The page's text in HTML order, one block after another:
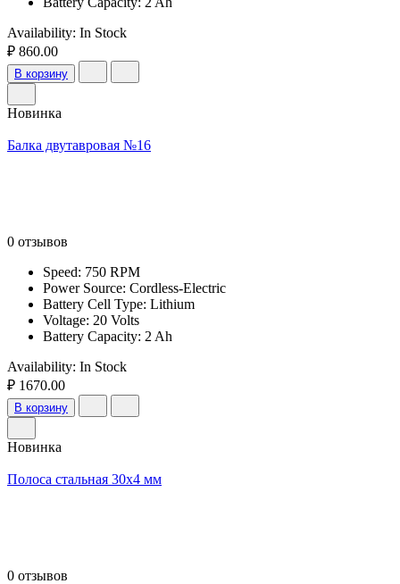
Availability: In Stock
₽ 860.00
В корзину
Новинка
Балка двутавровая №16
0 отзывов
Speed: 750 RPM
Power Source: Cordless-Electric
Battery Cell Type: Lithium
Voltage: 20 Volts
Battery Capacity: 2 Ah
Availability: In Stock
₽ 1670.00
В корзину
Новинка
Полоса стальная 30х4 мм
0 отзывов